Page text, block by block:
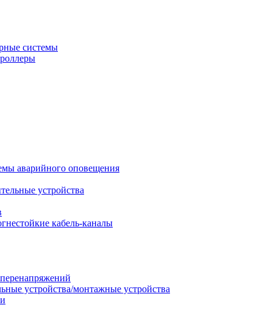
системы
аварийного оповещения
устройства
кабель-каналы
устройства/монтажные устройства